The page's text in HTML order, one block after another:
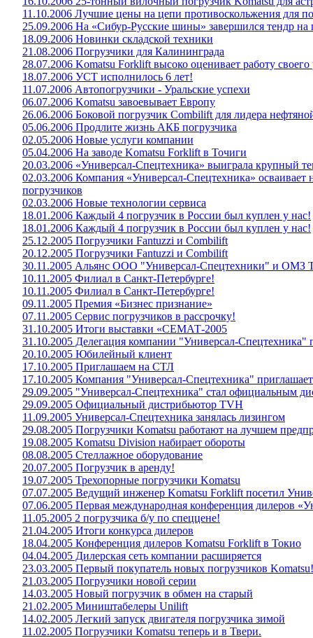
11.10.2006 Лучшие цены на цепи противоскольжения для
25.09.2006 На «Сибур-Русские шины» завершился тендр на
18.09.2006 Новинки складской техники
21.08.2006 Погрузчики для Калининграда
28.07.2006 Komatsu Forklift высоко оценивает работу своего
18.07.2006 УСТ исполнилось 6 лет!
11.07.2006 Автопогрузчики - Уральские успехи
06.07.2006 Komatsu завоевывает Европу
26.06.2006 Боковой погрузчик Combilift для лидера
05.06.2006 Продлите жизнь АКБ погрузчика
02.05.2006 Новые услуги компании
05.04.2006 На заводе Komatsu Forklift в Точиги
20.03.2006 «Универсал-Спецтехника» выиграла крупный
02.03.2006 Компания «Универсал-Спецтехника»
погрузчиков
02.03.2006 Новые технологии сервиса
18.01.2006 Каждый 4 погрузчик в России был куплен у нас!
18.01.2006 Каждый 4 погрузчик в России был куплен у нас!
25.12.2005 Погрузчики Fantuzzi и Combilift
20.12.2005 Погрузчики Fantuzzi и Combilift
30.11.2005 Альянс ООО "Универсал-Спецтехники" и ОМЗ
10.11.2005 Филиал в Санкт-Петербурге!
10.11.2005 Филиал в Санкт-Петербурге!
09.11.2005 Премия «Бизнес признание»
07.11.2005 Сервис погрузчиков в рассрочку!
31.10.2005 Итоги выставки «СЕМАТ-2005
31.10.2005 Делегация компании "Универсал-
20.10.2005 Юбилейный клиент
17.10.2005 Приглашаем на СТЛ
17.10.2005 Компания "Универсал-Спецтехника"
29.09.2005 "Универсал-Спецтехника" стал официальным
29.09.2005 Официальный дистрибьютор TVH
11.09.2005 Универсал-Спецтехника занялась лизингом
29.08.2005 Погрузчики Komatsu работают на лучшем
19.08.2005 Komatsu Division набирает обороты
08.08.2005 Стеллажное оборудование
20.07.2005 Погрузчик в аренду!
19.07.2005 Трехопорные погрузчики Komatsu
07.07.2005 Ведущий инженер Komatsu Forklift посетил
07.06.2005 Первая международная конференция дилеров
11.05.2005 2 погрузчика б/у по спеццене!
21.04.2005 Итоги конкурса дилеров
18.04.2005 Конференция дилеров Komatsu Forklift в Токио
04.04.2005 Дилерская сеть компании расширяется
23.03.2005 Первый покупатель новых погрузчиков Komatsu!
21.03.2005 Погрузчики новой серии
14.03.2005 Новый погрузчик в обмен на старый
21.02.2005 Миништабелеры Unilift
14.02.2005 Легкий запуск двигателя погрузчика зимой
11.02.2005 Погрузчики Komatsu теперь и в Твери.